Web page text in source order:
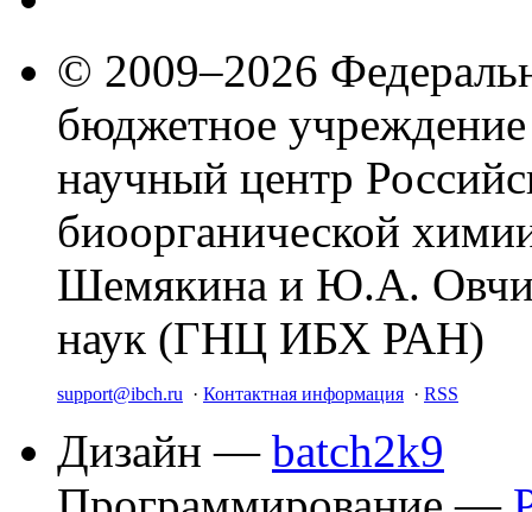
© 2009–2026
бюджетное
научный центр
биоорганической
Шемякина и Ю.А.
наук (ГНЦ ИБХ РАН)
support@ibch.ru · Контактная информация · RSS
Дизайн — batch2k9